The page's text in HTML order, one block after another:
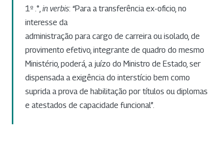
1º .°, in verbis: “Para a transferência ex-oficio, no
interesse da
administração para cargo de carreira ou isolado, de
provimento efetivo, integrante de quadro do mesmo
Ministério, poderá, a juízo do Ministro de Estado, ser
dispensada a exigência do interstício bem como
suprida a prova de habilitação por títulos ou diplomas
e atestados de capacidade funcional”.